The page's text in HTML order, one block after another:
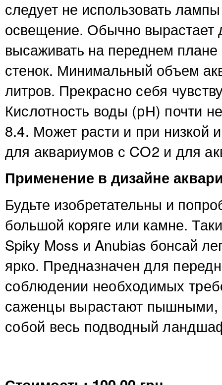
следует не использовать
освещение. Обычно вырастает
высаживать на переднем
стенок. Минимальный объем
литров. Прекрасно себя
Кислотность воды (рН) почти
8.4. Может расти и при низкой
для аквариумов с CO2 и для
Применение в дизайне аквар
Будьте изобретательны и
большой коряге или камне.
Spiky Moss и Anubias бонсай
ярко. Предназначен для
соблюдении необходимых
саженцы вырастают пышными,
собой весь подводный